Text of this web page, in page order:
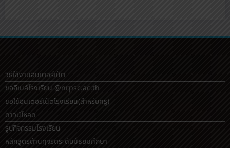
วิธีใช้งานอินเตอร์เน็ต
ขออีเมล์โรงเรียน @nrpsc.ac.th
ขอใช้อินเตอร์เน็ตโรงเรียน(สำหรับครู)
ดาวน์โหลด
รูปกิจกรรมโรงเรียน
หลักสูตรต้านทุจริตระดับมัธยมศึกษา